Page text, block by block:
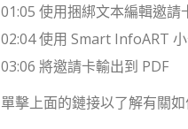
01:05 使用捆綁文本編輯邀請
02:04 使用 Smart InfoART
03:06 將邀請卡輸出到 PDF
單擊上面的鏈接以了解有關